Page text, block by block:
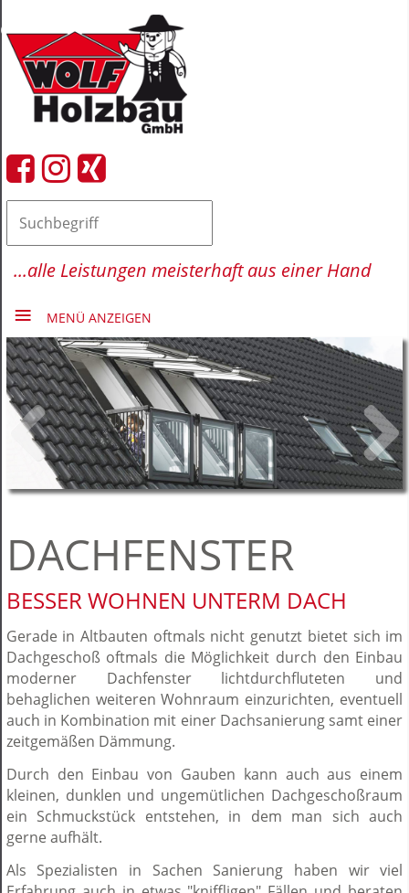
close Submenü
HOME
FIRMA
REFERENZEN
AKTUELLES
...alle Leistungen meisterhaft aus einer Hand
MENÜ ANZEIGEN
DACHFENSTER
BESSER WOHNEN UNTERM DACH
Gerade in Altbauten oftmals nicht genutzt bietet sich im
Dachgeschoß oftmals die Möglichkeit durch den Einbau
moderner Dachfenster lichtdurchfluteten und
behaglichen weiteren Wohnraum einzurichten, eventuell
auch in Kombination mit einer Dachsanierung samt einer
zeitgemäßen Dämmung.
Durch den Einbau von Gauben kann auch aus einem
kleinen, dunklen und ungemütlichen Dachgeschoßraum
ein Schmuckstück entstehen, in dem man sich auch
gerne aufhält.
Als Spezialisten in Sachen Sanierung haben wir viel